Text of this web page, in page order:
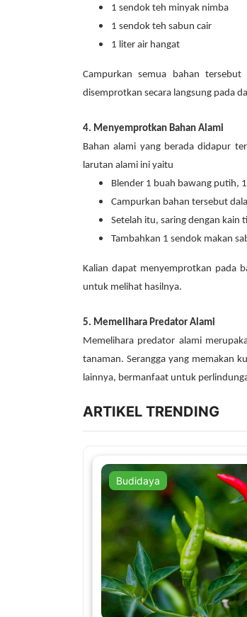
1 sendok teh minyak nimba
1 sendok teh sabun cair
1 liter air hangat
Campurkan semua bahan
disemprotkan secara langsung pada
4. Menyemprotkan Bahan Alami
Bahan alami yang berada didapur
larutan alami ini yaitu
Blender 1 buah bawang putih,
Campurkan bahan tersebut
Setelah itu, saring dengan kain
Tambahkan 1 sendok makan
Kalian dapat menyemprotkan pada
untuk melihat hasilnya.
5. Memelihara Predator Alami
Memelihara predator alami
tanaman. Serangga yang memakan
lainnya, bermanfaat untuk
ARTIKEL TRENDING
Budidaya